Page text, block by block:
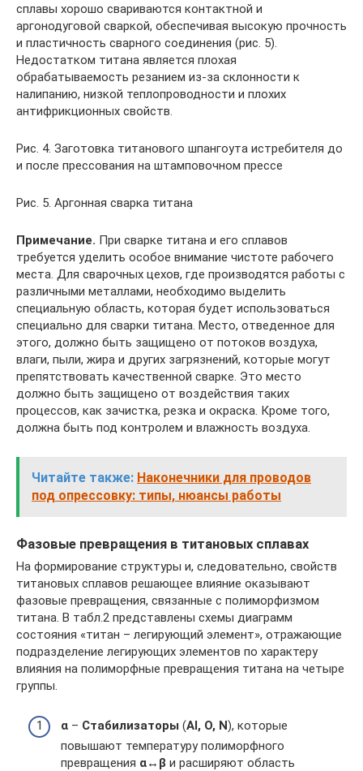
сплавы хорошо свариваются контактной и
аргонодуговой сваркой, обеспечивая высокую прочность
и пластичность сварного соединения (рис. 5).
Недостатком титана является плохая
обрабатываемость резанием из-за склонности к
налипанию, низкой теплопроводности и плохих
антифрикционных свойств.
Рис. 4. Заготовка титанового шпангоута истребителя до
и после прессования на штамповочном прессе
Рис. 5. Аргонная сварка титана
Примечание. При сварке титана и его сплавов
требуется уделить особое внимание чистоте рабочего
места. Для сварочных цехов, где производятся работы с
различными металлами, необходимо выделить
специальную область, которая будет использоваться
специально для сварки титана. Место, отведенное для
этого, должно быть защищено от потоков воздуха,
влаги, пыли, жира и других загрязнений, которые могут
препятствовать качественной сварке. Это место
должно быть защищено от воздействия таких
процессов, как зачистка, резка и окраска. Кроме того,
должна быть под контролем и влажность воздуха.
Читайте также: Наконечники для проводов
под опрессовку: типы, нюансы работы
Фазовые превращения в титановых сплавах
На формирование структуры и, следовательно, свойств
титановых сплавов решающее влияние оказывают
фазовые превращения, связанные с полиморфизмом
титана. В табл.2 представлены схемы диаграмм
состояния «титан – легирующий элемент», отражающие
подразделение легирующих элементов по характеру
влияния на полиморфные превращения титана на четыре
группы.
α – Стабилизаторы (Al, O, N), которые
повышают температуру полиморфного
превращения α↔β и расширяют область